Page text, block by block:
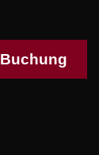
Buchung